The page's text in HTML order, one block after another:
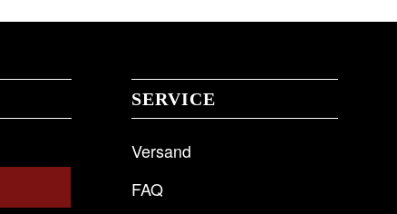
SERVICE
Versand
FAQ